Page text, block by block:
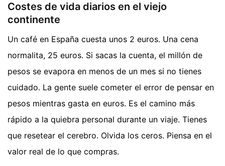
Costes de vida diarios en el viejo
continente
Un café en España cuesta unos 2 euros. Una cena
normalita, 25 euros. Si sacas la cuenta, el millón de
pesos se evapora en menos de un mes si no tienes
cuidado. La gente suele cometer el error de pensar en
pesos mientras gasta en euros. Es el camino más
rápido a la quiebra personal durante un viaje. Tienes
que resetear el cerebro. Olvida los ceros. Piensa en el
valor real de lo que compras.